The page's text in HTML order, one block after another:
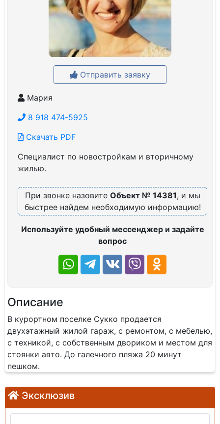
Отправить заявку
Мария
8 918 474-5925
Скачать PDF
Специалист по новостройкам и вторичному
жилью.
При звонке назовите Объект № 14381, и мы
быстрее найдем необходимую информацию!
Используйте удобный мессенджер и задайте
вопрос
Описание
В курортном поселке Сукко продается
двухэтажный жилой гараж, с ремонтом, с мебелью,
с техникой, с собственным двориком и местом для
стоянки авто. До галечного пляжа 20 минут
пешком.
Эксклюзив